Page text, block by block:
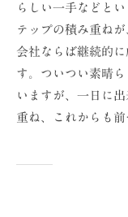
らしい一手などと
テップの積み重ね
会社ならば継続的
す。ついつい素晴
いますが、一日に
重ね、これからも